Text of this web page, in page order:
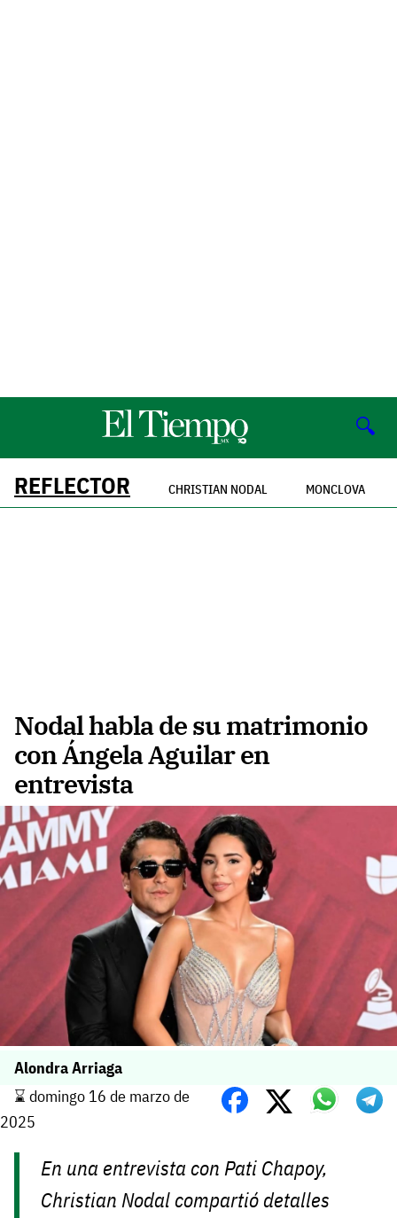
🔍
REFLECTOR CHRISTIAN NODAL MONCLOVA
Nodal habla de su matrimonio
con Ángela Aguilar en
entrevista
Alondra Arriaga
⌛️ domingo 16 de marzo de
2025
En una entrevista con Pati Chapoy,
Christian Nodal compartió detalles